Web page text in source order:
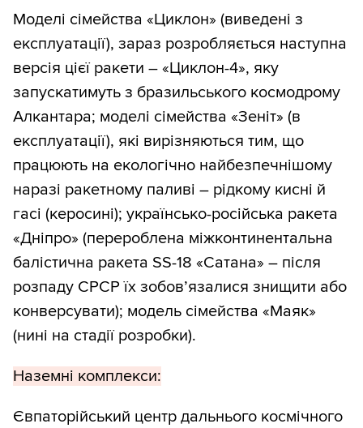
Моделі сімейства «Циклон» (виведені з
експлуатації), зараз розробляється наступна
версія цієї ракети – «Циклон-4», яку
запускатимуть з бразильського космодрому
Алкантара; моделі сімейства «Зеніт» (в
експлуатації), які вирізняються тим, що
працюють на екологічно найбезпечнішому
наразі ракетному паливі – рідкому кисні й
гасі (керосині); українсько-російська ракета
«Дніпро» (перероблена міжконтинентальна
балістична ракета SS-18 «Сатана» – після
розпаду СРСР їх зобов’язалися знищити або
конверсувати); модель сімейства «Маяк»
(нині на стадії розробки).
Наземні комплекси:
Євпаторійський центр дальнього космічного